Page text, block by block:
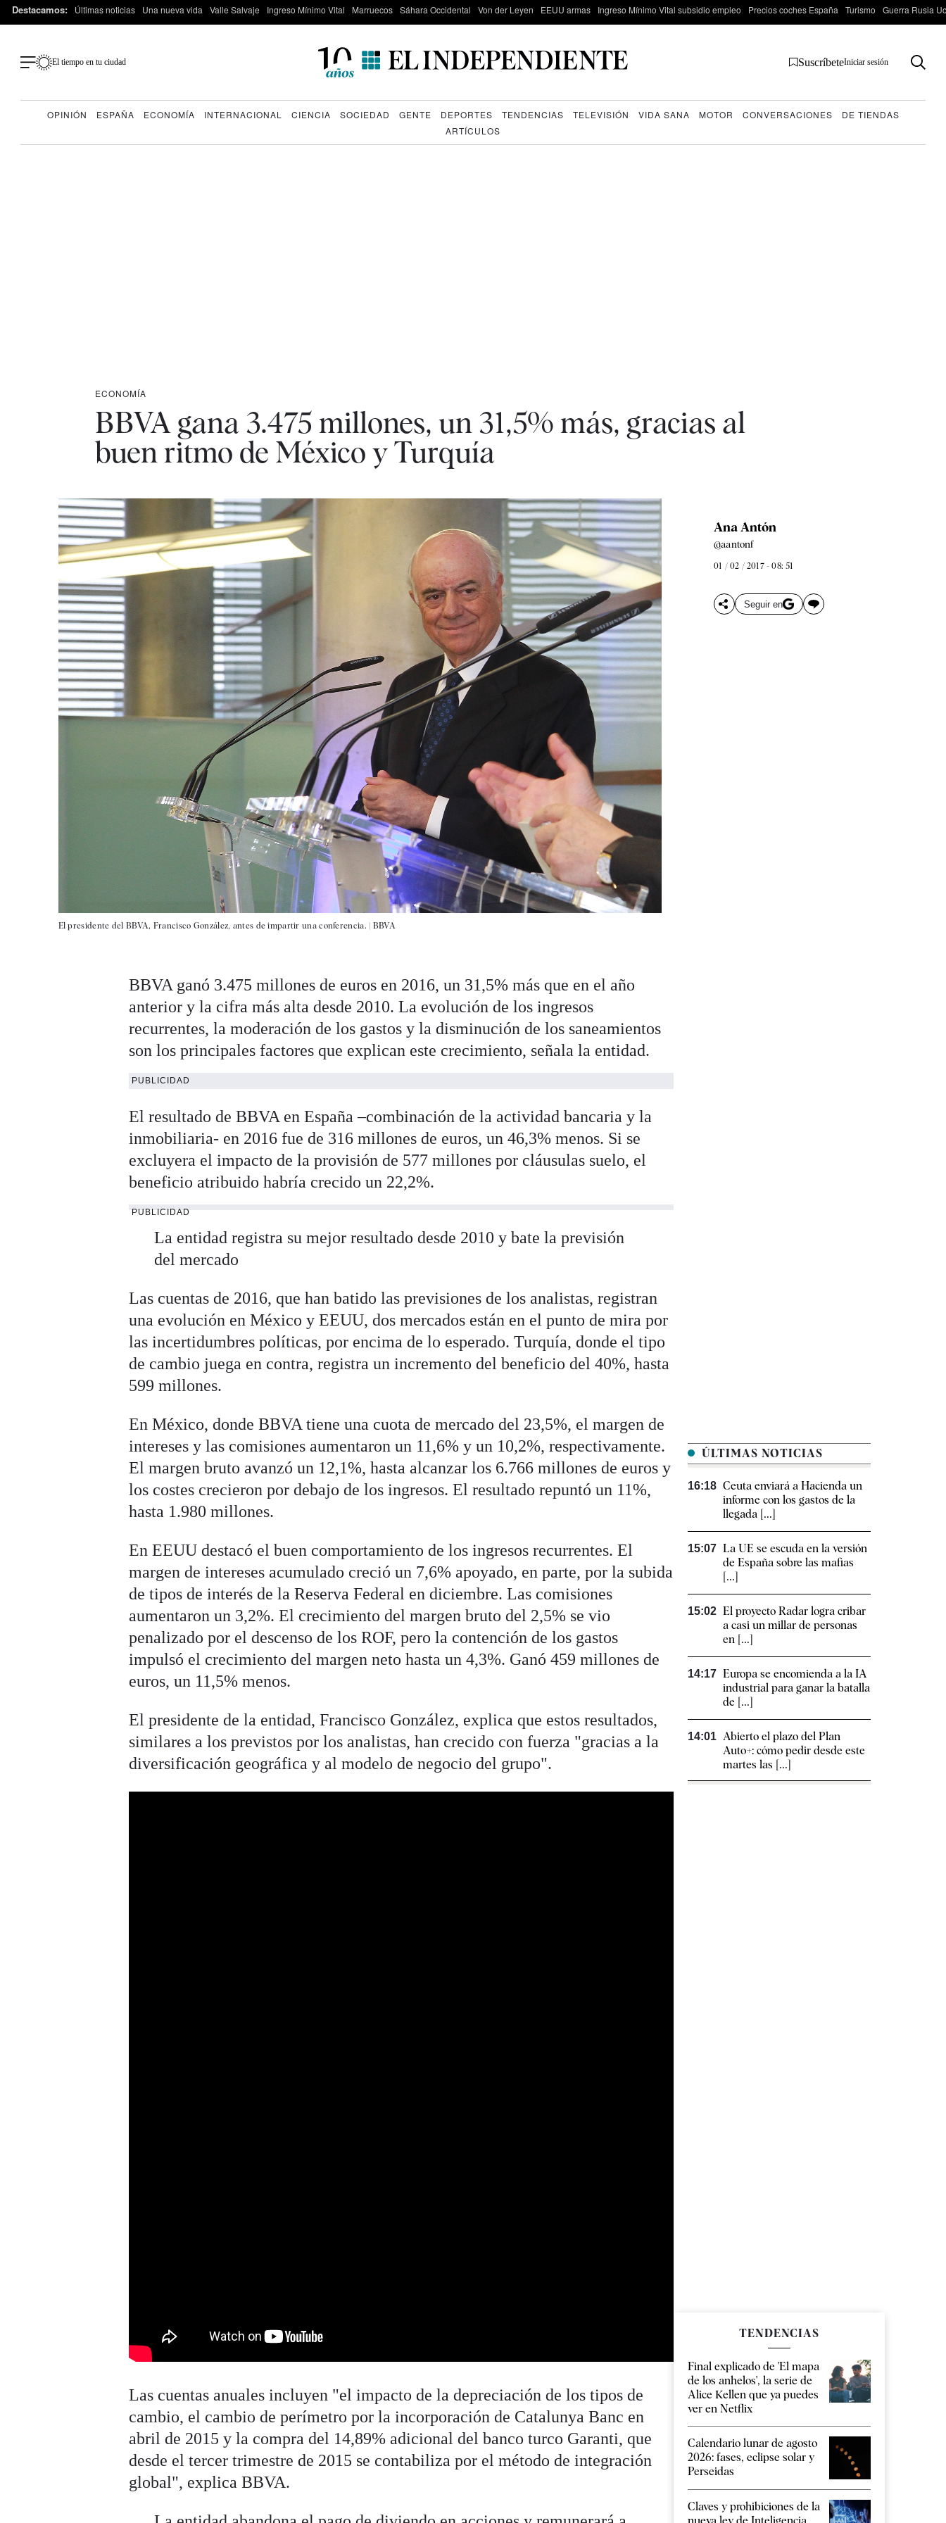
Destacamos: Últimas noticias Una nueva vida Valle Salvaje Ingreso Mínimo Vital Marruecos Sáhara Occidental Von der Leyen EEUU armas Ingreso Mínimo Vital subsidio empleo Precios coches España Turismo Guerra Rusia
El tiempo en tu ciudad SuscríbeteIniciar sesión
OPINIÓN ESPAÑA ECONOMÍA INTERNACIONAL CIENCIA SOCIEDAD GENTE DEPORTES TENDENCIAS TELEVISIÓN VIDA SANA MOTOR CONVERSACIONES
DE TIENDAS
ARTÍCULOS
ECONOMÍA
BBVA gana 3.475 millones, un 31,5% más, gracias al
buen ritmo de México y Turquía
El presidente del BBVA, Francisco González, antes de impartir una conferencia. | BBVA
Ana Antón
@aantonf
01 / 02 / 2017 - 08: 51
Seguir en
BBVA ganó 3.475 millones de euros en 2016, un 31,5% más que en el año
anterior y la cifra más alta desde 2010. La evolución de los ingresos
recurrentes, la moderación de los gastos y la disminución de los saneamientos
son los principales factores que explican este crecimiento, señala la entidad.
PUBLICIDAD
El resultado de BBVA en España –combinación de la actividad bancaria y la
inmobiliaria- en 2016 fue de 316 millones de euros, un 46,3% menos. Si se
excluyera el impacto de la provisión de 577 millones por cláusulas suelo, el
beneficio atribuido habría crecido un 22,2%.
PUBLICIDAD
La entidad registra su mejor resultado desde 2010 y bate la previsión
del mercado
Las cuentas de 2016, que han batido las previsiones de los analistas, registran
una evolución en México y EEUU, dos mercados están en el punto de mira por
las incertidumbres políticas, por encima de lo esperado. Turquía, donde el tipo
de cambio juega en contra, registra un incremento del beneficio del 40%, hasta
599 millones.
En México, donde BBVA tiene una cuota de mercado del 23,5%, el margen de
intereses y las comisiones aumentaron un 11,6% y un 10,2%, respectivamente.
El margen bruto avanzó un 12,1%, hasta alcanzar los 6.766 millones de euros y
los costes crecieron por debajo de los ingresos. El resultado repuntó un 11%,
hasta 1.980 millones.
En EEUU destacó el buen comportamiento de los ingresos recurrentes. El
margen de intereses acumulado creció un 7,6% apoyado, en parte, por la subida
de tipos de interés de la Reserva Federal en diciembre. Las comisiones
aumentaron un 3,2%. El crecimiento del margen bruto del 2,5% se vio
penalizado por el descenso de los ROF, pero la contención de los gastos
impulsó el crecimiento del margen neto hasta un 4,3%. Ganó 459 millones de
euros, un 11,5% menos.
El presidente de la entidad, Francisco González, explica que estos resultados,
similares a los previstos por los analistas, han crecido con fuerza "gracias a la
diversificación geográfica y al modelo de negocio del grupo".
Las cuentas anuales incluyen "el impacto de la depreciación de los tipos de
cambio, el cambio de perímetro por la incorporación de Catalunya Banc en
abril de 2015 y la compra del 14,89% adicional del banco turco Garanti, que
desde el tercer trimestre de 2015 se contabiliza por el método de integración
global", explica BBVA.
ÚLTIMAS NOTICIAS
16:18 Ceuta enviará a Hacienda un
informe con los gastos de la
llegada [...]
15:07 La UE se escuda en la versión
de España sobre las mafias
[...]
15:02 El proyecto Radar logra cribar
a casi un millar de personas
en [...]
14:17 Europa se encomienda a la IA
industrial para ganar la batalla
de [...]
14:01 Abierto el plazo del Plan
Auto+: cómo pedir desde este
martes las [...]
TENDENCIAS
Final explicado de 'El mapa
de los anhelos', la serie de
Alice Kellen que ya puedes
ver en Netflix
Calendario lunar de agosto
2026: fases, eclipse solar y
Perseidas
Claves y prohibiciones de la